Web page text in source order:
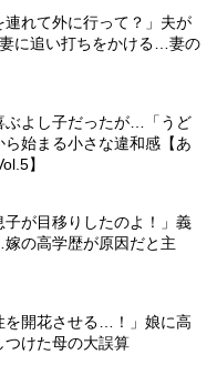
連れて外に行って？」夫が
に追い打ちをかける…妻の
ぶよし子だったが…「うど
始まる小さな違和感【あ
】
子が目移りしたのよ！」義
の高学歴が原因だと主
を開花させる…！」娘に高
つけた母の大誤算